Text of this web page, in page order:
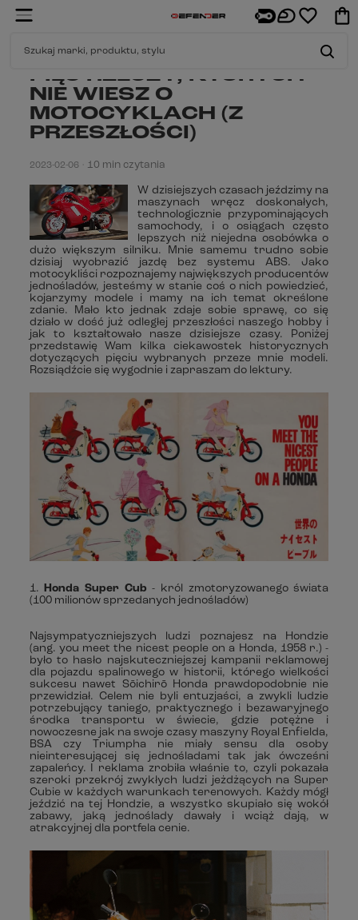
PIĘĆ RZECZY, KTÓRYCH
NIE WIESZ O
MOTOCYKLACH (Z
PRZESZŁOŚCI)
2023-02-06• 10 min czytania
W dzisiejszych czasach jeździmy na
maszynach wręcz doskonałych,
technologicznie przypominających
samochody, i o osiągach często
lepszych niż niejedna osobówka o
dużo większym silniku. Mnie samemu trudno sobie
dzisiaj wyobrazić jazdę bez systemu ABS. Jako
motocykliści rozpoznajemy największych producentów
jednośladów, jesteśmy w stanie coś o nich powiedzieć,
kojarzymy modele i mamy na ich temat określone
zdanie. Mało kto jednak zdaje sobie sprawę, co się
działo w dość już odległej przeszłości naszego hobby i
jak to kształtowało nasze dzisiejsze czasy. Poniżej
przedstawię Wam kilka ciekawostek historycznych
dotyczących pięciu wybranych przeze mnie modeli.
Rozsiądźcie się wygodnie i zapraszam do lektury.
1. Honda Super Cub - król zmotoryzowanego świata
(100 milionów sprzedanych jednośladów)
Najsympatyczniejszych ludzi poznajesz na Hondzie
(ang. you meet the nicest people on a Honda, 1958 r.) -
było to hasło najskuteczniejszej kampanii reklamowej
dla pojazdu spalinowego w historii, którego wielkości
sukcesu nawet Sōichirō Honda prawdopodobnie nie
przewidział. Celem nie byli entuzjaści, a zwykli ludzie
potrzebujący taniego, praktycznego i bezawaryjnego
środka transportu w świecie, gdzie potężne i
nowoczesne jak na swoje czasy maszyny Royal Enfielda,
BSA czy Triumpha nie miały sensu dla osoby
nieinteresującej się jednośladami tak jak ówcześni
zapaleńcy. I reklama zrobiła właśnie to, czyli pokazała
szeroki przekrój zwykłych ludzi jeżdżących na Super
Cubie w każdych warunkach terenowych. Każdy mógł
jeździć na tej Hondzie, a wszystko skupiało się wokół
zabawy, jaką jednoślady dawały i wciąż dają, w
atrakcyjnej dla portfela cenie.